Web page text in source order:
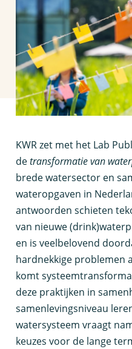
KWR zet met het Lab
detransformatie van
brede watersector en
wateropgaven in
antwoorden schieten
van nieuwe
en is veelbelovend
hardnekkige problemen
komt
deze praktijken in
samenlevingsniveau
watersysteem vraagt
keuzes voor de lange